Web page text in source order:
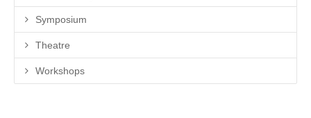
Symposium
Theatre
Workshops